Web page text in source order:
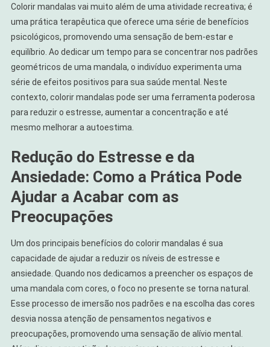
Colorir mandalas vai muito além de uma atividade recreativa; é
uma prática terapêutica que oferece uma série de benefícios
psicológicos, promovendo uma sensação de bem-estar e
equilíbrio. Ao dedicar um tempo para se concentrar nos padrões
geométricos de uma mandala, o indivíduo experimenta uma
série de efeitos positivos para sua saúde mental. Neste
contexto, colorir mandalas pode ser uma ferramenta poderosa
para reduzir o estresse, aumentar a concentração e até
mesmo melhorar a autoestima.
Redução do Estresse e da
Ansiedade: Como a Prática Pode
Ajudar a Acabar com as
Preocupações
Um dos principais benefícios do colorir mandalas é sua
capacidade de ajudar a reduzir os níveis de estresse e
ansiedade. Quando nos dedicamos a preencher os espaços de
uma mandala com cores, o foco no presente se torna natural.
Esse processo de imersão nos padrões e na escolha das cores
desvia nossa atenção de pensamentos negativos e
preocupações, promovendo uma sensação de alívio mental.